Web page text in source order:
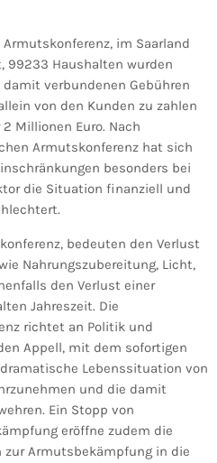
im Saarland
99233 Haushalten wurden
verbundenen Gebühren
von den Kunden zu zahlen
Millionen Euro. Nach
Armutskonferenz hat sich
besonders bei
die Situation finanziell und
bedeuten den Verlust
Nahrungszubereitung, Licht,
den Verlust einer
Jahreszeit. Die
richtet an Politik und
Appell, mit dem sofortigen
Lebenssituation von
und die damit
Ein Stopp von
eröffne zudem die
zur Armutsbekämpfung in die